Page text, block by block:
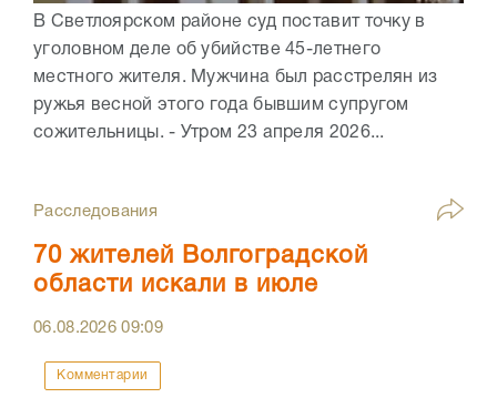
В Светлоярском районе суд поставит точку в
уголовном деле об убийстве 45-летнего
местного жителя. Мужчина был расстрелян из
ружья весной этого года бывшим супругом
сожительницы. - Утром 23 апреля 2026...
Расследования
70 жителей Волгоградской
области искали в июле
06.08.202609:09
Комментарии